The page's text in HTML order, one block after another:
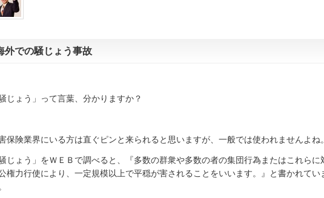
外での騒じょう事故
騒じょう」って言葉、分かりますか？
保険業界にいる方は直ぐピンと来られると思いますが、一般では使われませんよね。
騒じょう」をＷＥＢで調べると、『多数の群衆や多数の者の集団行為またはこれらに
権力行使により、一定規模以上で平穏が害されることをいいます。』と書かれてい